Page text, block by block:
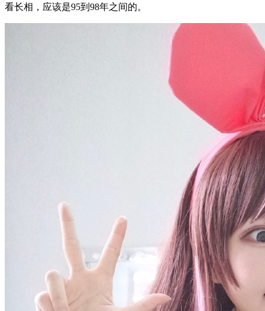
看长相，应该是95到98年之间的。